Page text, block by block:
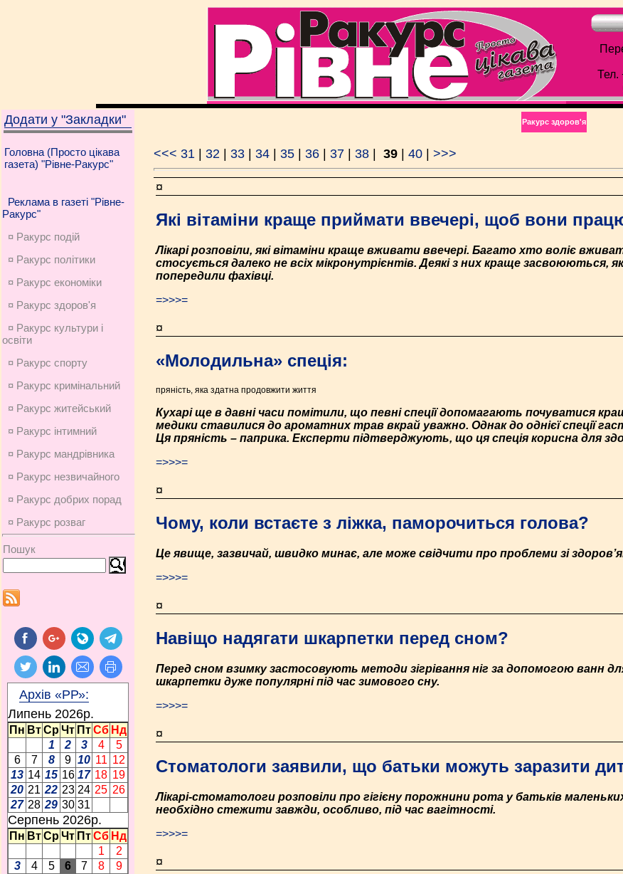
Тел.
Додати у "Закладки"
Головна (Просто цікава
газета) "Рівне-Ракурс"
Реклама в газеті "Рівне-
Ракурс"
¤ Ракурс подій
¤ Ракурс політики
¤ Ракурс економiки
¤ Ракурс здоров'я
¤ Ракурс культури і
освіти
¤ Ракурс спорту
¤ Ракурс кримінальний
¤ Ракурс житейський
¤ Ракурс інтимний
¤ Ракурс мандрівника
¤ Ракурс незвичайного
¤ Ракурс добрих порад
¤ Ракурс розваг
Пошук
Архів «РР»:
Липень 2026p.
Пн ВтСрЧт ПтСб Нд
1
2 3 4
5
6
7 8 9 10 11 12
13 14 15 16 17 18 19
20 21 22 23 24 25 26
27 28 29 30 31
Серпень 2026p.
Пн ВтСрЧт ПтСб Нд
1
2
3
4 5 6 7 8
9
Ракурс здоров'я
<<< 31 32 33 34 35 36 37 38 39 40 >>>
¤
Які вітаміни краще приймати ввечері, щоб вони
Лікарі розповіли, які вітаміни краще вживати ввечері. Багато хто воліє
стосується далеко не всіх мікронутрієнтів. Деякі з них краще засвоюються,
попередили фахівці.
=>>>=
¤
«Молодильна» спеція:
пряність, яка здатна продовжити життя
Кухарі ще в давні часи помітили, що певні спеції допомагають почуватися
медики ставилися до ароматних трав вкрай уважно. Однак до однієї спеції
Ця пряність – паприка. Експерти підтверджують, що ця спеція корисна для
=>>>=
¤
Чому, коли встаєте з ліжка, паморочиться голова?
Це явище, зазвичай, швидко минає, але може свідчити про проблеми зі
=>>>=
¤
Навіщо надягати шкарпетки перед сном?
Перед сном взимку застосовують методи зігрівання ніг за допомогою ванн для
шкарпетки дуже популярні під час зимового сну.
=>>>=
¤
Стоматологи заявили, що батьки можуть заразити
Лікарі-стоматологи розповіли про гігієну порожнини рота у батьків
необхідно стежити завжди, особливо, під час вагітності.
=>>>=
¤